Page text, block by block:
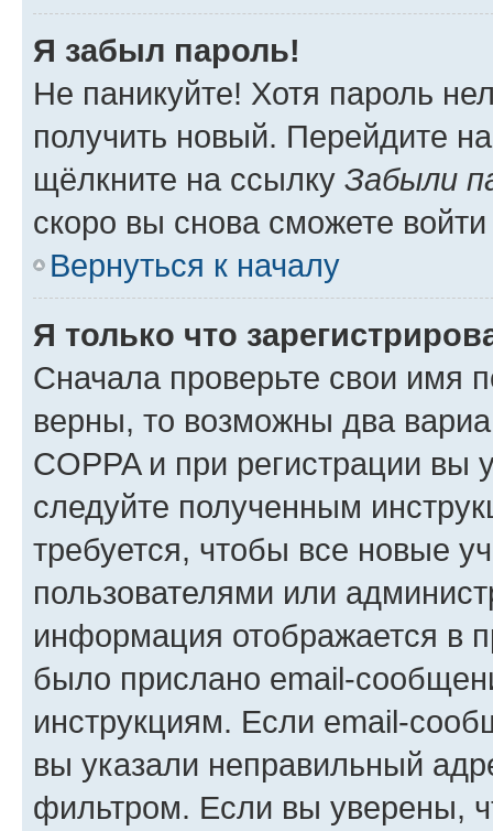
Я забыл пароль!
Не паникуйте! Хотя пароль
получить новый. Перейдите
щёлкните на ссылку Забыли
скоро вы снова сможете
Вернуться к началу
Я только что
Сначала проверьте свои имя
верны, то возможны два
COPPA и при регистрации вы
следуйте полученным
требуется, чтобы все новые
пользователями или
информация отображается в
было прислано email-
инструкциям. Если email-
вы указали неправильный
фильтром. Если вы уверены,